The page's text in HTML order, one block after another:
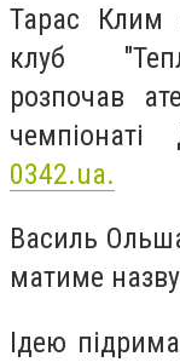
Тарас Клим
клуб
розпочав
0342.ua.
Василь
матиме
Ідею